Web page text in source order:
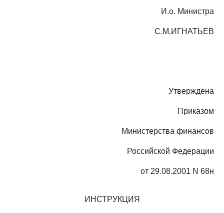
И.о. Министра
С.М.ИГНАТЬЕВ
Утверждена
Приказом
Министерства финансов
Российской Федерации
от 29.08.2001 N 68н
ИНСТРУКЦИЯ